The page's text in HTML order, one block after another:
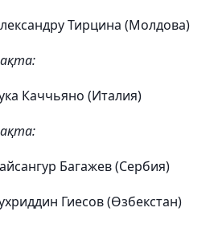
Тирцина (Молдова)
Каччьяно (Италия)
Багажев (Сербия)
Гиесов (Өзбекстан)